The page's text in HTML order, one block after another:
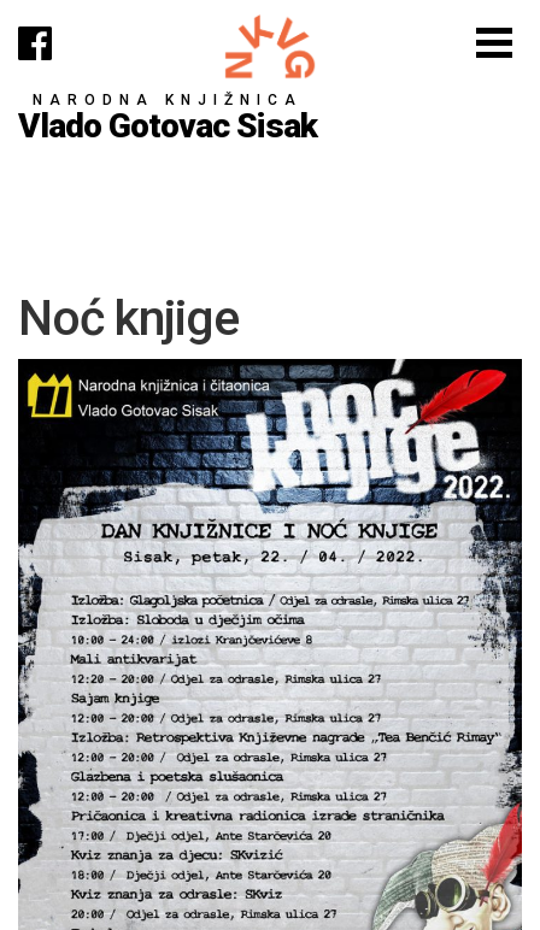
NARODNA KNJIŽNICA
Vlado Gotovac Sisak
Noć knjige